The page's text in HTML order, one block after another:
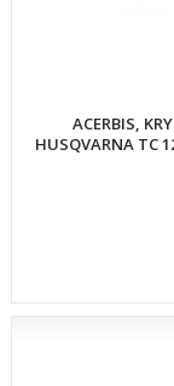
ACERBIS,
HUSQVARNA TC